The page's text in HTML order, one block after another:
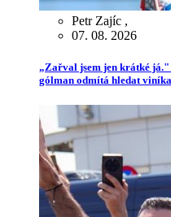
Petr Zajíc ,
07. 08. 2026
„Zařval jsem jen krátké
gólman odmítá hledat viníka